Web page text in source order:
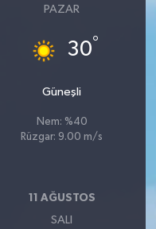
PAZAR
30°
Güneşli
Nem: %40
Rüzgar: 9.00 m/s
11 AĞUSTOS
SALI